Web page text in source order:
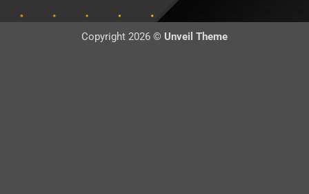
KHẢO
Copyright 2026 © Unveil Theme